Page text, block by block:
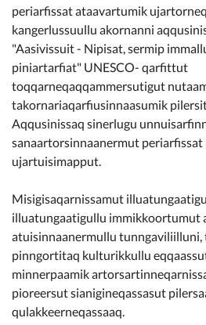
periarfissat ataavartumik
kangerlussuullu akornanni
"Aasivissuit - Nipisat, sermip
piniartarfiat" UNESCO- qarfittut
toqqarneqaqqammersutigut
takornariaqarfiusinnaasumik
Aqqusinissaq sinerlugu
sanaartorsinnaanermut
ujartuisimapput.
Misigisaqarnissamut
illuatungaatigullu immikkoortumut
atuisinnaanermullu tunngaviliilluni,
pinngortitaq kulturikkullu
minnerpaamik
pioreersut sianigineqassasut
qulakkeerneqassaaq.